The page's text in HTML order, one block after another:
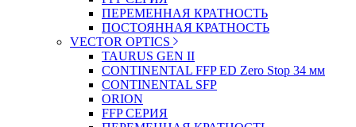
ПЕРЕМЕННАЯ КРАТНОСТЬ
ПОСТОЯННАЯ КРАТНОСТЬ
VECTOR OPTICS
TAURUS GEN II
CONTINENTAL FFP ED Zero Stop 34 мм
CONTINENTAL SFP
ORION
FFP СЕРИЯ